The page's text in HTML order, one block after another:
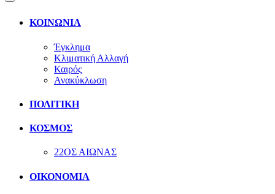
ΚΟΙΝΩΝΙΑ
Έγκλημα
Κλιματική Αλλαγή
Καιρός
Ανακύκλωση
ΠΟΛΙΤΙΚΗ
ΚΟΣΜΟΣ
22ΟΣ ΑΙΩΝΑΣ
ΟΙΚΟΝΟΜΙΑ